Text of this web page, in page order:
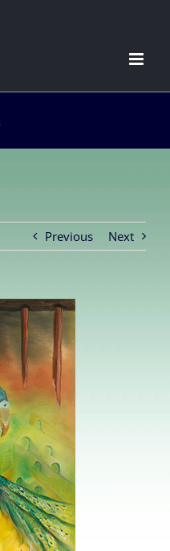
Previous Next